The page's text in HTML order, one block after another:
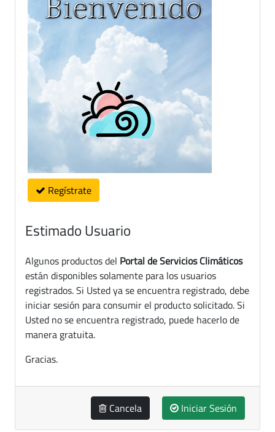
Regístrate
Estimado Usuario
Algunos productos del Portal de Servicios Climáticos
están disponibles solamente para los usuarios
registrados. Si Usted ya se encuentra registrado, debe
iniciar sesión para consumir el producto solicitado. Si
Usted no se encuentra registrado, puede hacerlo de
manera gratuita.
Gracias.
Cancela Iniciar Sesión